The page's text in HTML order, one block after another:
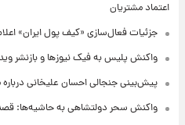
اعتماد مشتریان
جزئیات فعال‌سازی «کیف پول ایران»
واکنش پلیس به فیک نیوزها و بازنشر
پیش‌بینی جنجالی احسان علیخانی
واکنش سحر دولتشاهی به حاشیه‌ها: